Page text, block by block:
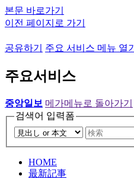
본문 바로가기
이전 페이지로 가기
공유하기 주요 서비스 메뉴 열기
주요서비스
중앙일보 메가메뉴로 돌아가기
검색어 입력폼
HOME
最新記事